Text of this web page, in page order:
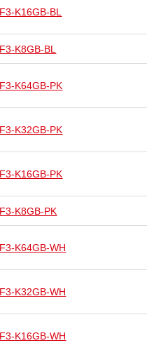
K16GB-BL
K8GB-BL
K64GB-PK
K32GB-PK
K16GB-PK
K8GB-PK
K64GB-WH
K32GB-WH
K16GB-WH